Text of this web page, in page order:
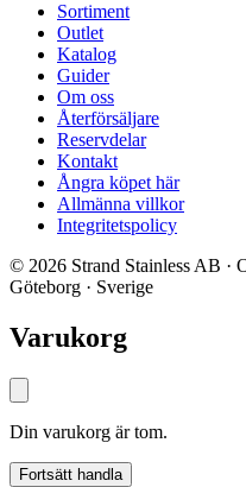
Sortiment
Outlet
Katalog
Guider
Om oss
Återförsäljare
Reservdelar
Kontakt
Ångra köpet här
Allmänna villkor
Integritetspolicy
© 2026 Strand Stainless AB ·
Göteborg · Sverige
Varukorg
Din varukorg är tom.
Fortsätt handla